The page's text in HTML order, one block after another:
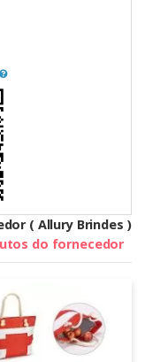
( Allury Brindes )
do fornecedor